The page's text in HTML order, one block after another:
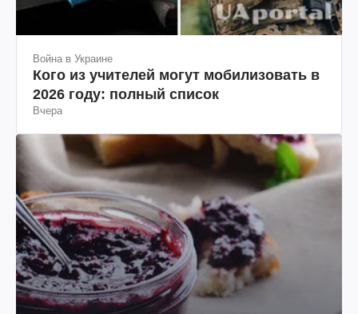
Война в Украине
Кого из учителей могут мобилизовать в
2026 году: полный список
Вчера